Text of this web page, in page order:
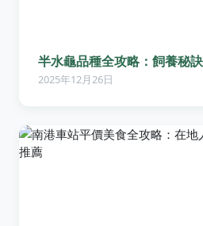
半水龜品種全攻略：飼養秘
2025年12月26日